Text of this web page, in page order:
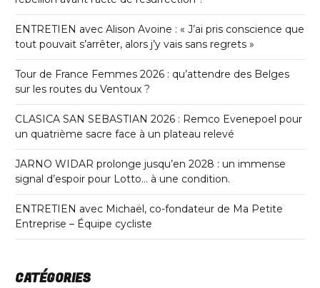
ENTRETIEN avec Alison Avoine : « J’ai pris conscience que
tout pouvait s’arrêter, alors j’y vais sans regrets »
Tour de France Femmes 2026 : qu’attendre des Belges
sur les routes du Ventoux ?
CLASICA SAN SEBASTIAN 2026 : Remco Evenepoel pour
un quatrième sacre face à un plateau relevé
JARNO WIDAR prolonge jusqu’en 2028 : un immense
signal d’espoir pour Lotto… à une condition.
ENTRETIEN avec Michaël, co-fondateur de Ma Petite
Entreprise – Équipe cycliste
CATÉGORIES